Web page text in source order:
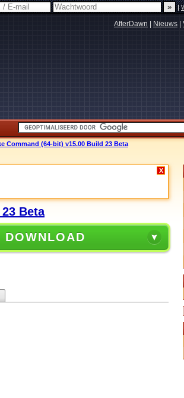
|
AfterDawn Nieuws
Command (64-bit) v15.00 Build 23 Beta
X
Beta
DOWNLOAD